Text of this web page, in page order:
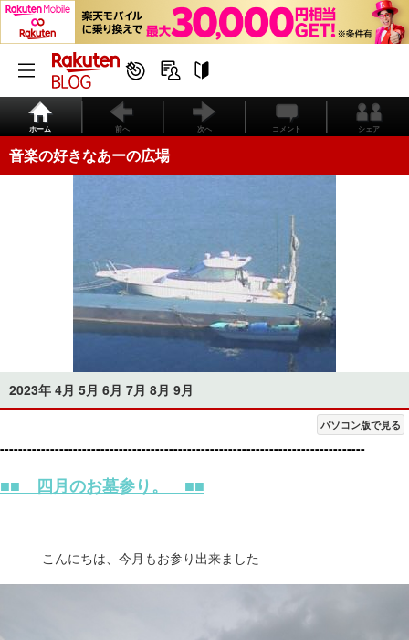
ホーム 前へ 次へ コメント シェア
音楽の好きなあーの広場
2023年 4月 5月 6月 7月 8月 9月
パソコン版で見る
--------------------------------------------------------------------------------
■■ 四月のお墓参り。 ■■
こんにちは、今月もお参り出来ました